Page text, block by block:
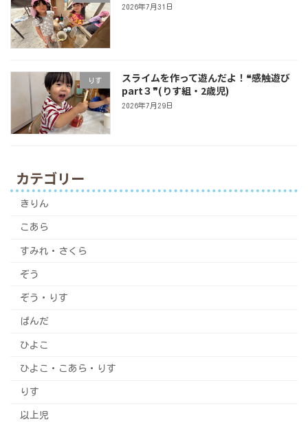
2026年7月31日
りす
スライムを作って遊んだよ！❝感触遊び
part３❞(りす組・2歳児)
2026年7月29日
カテゴリー
きりん
こあら
すみれ・さくら
ぞう
ぞう・りす
ぱんだ
ひよこ
ひよこ・こあら・りす
りす
以上児